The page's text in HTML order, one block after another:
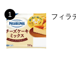
フィラ